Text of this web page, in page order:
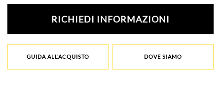
RICHIEDI INFORMAZIONI
GUIDA ALL’ACQUISTO DOVE SIAMO